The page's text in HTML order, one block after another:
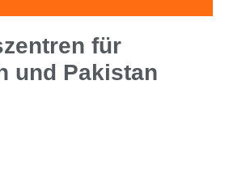
für
und Pakistan